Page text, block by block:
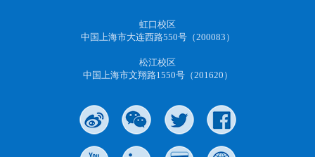
虹口校区
中国上海市大连西路550号（200083）
松江校区
中国上海市文翔路1550号（201620）